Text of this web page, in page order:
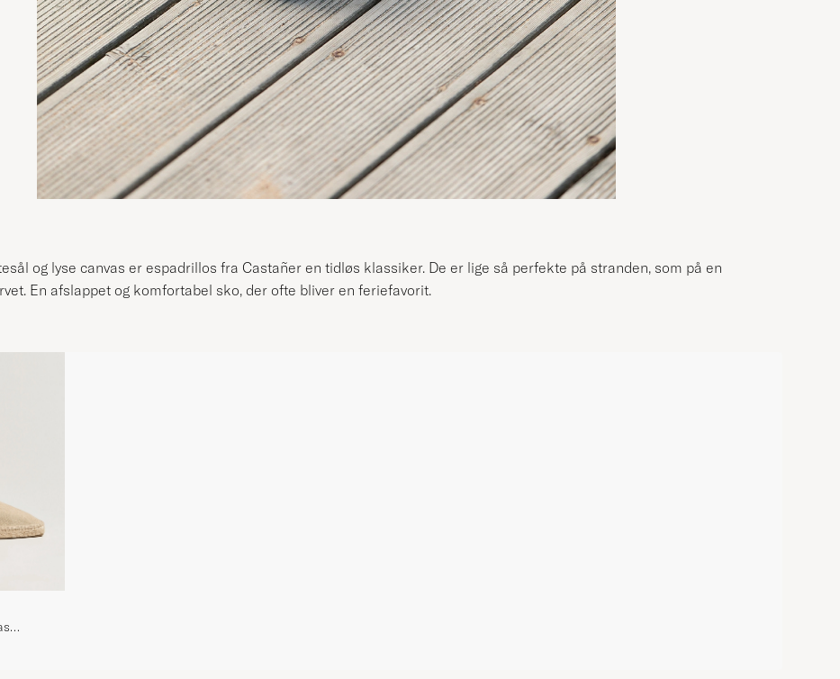
og lyse canvas er espadrillos fra Castañer en tidløs klassiker. De er lige så perfekte på stranden, som på en
En afslappet og komfortabel sko, der ofte bliver en feriefavorit.